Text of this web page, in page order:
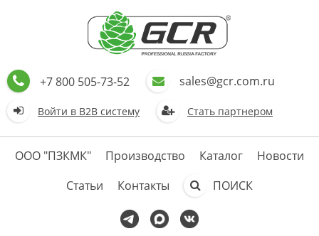
+7 800 505-73-52 sales@gcr.com.ru
Войти в В2В систему Стать партнером
ООО "ПЗКМК" Производство Каталог
Новости
Статьи
Контакты ПОИСК